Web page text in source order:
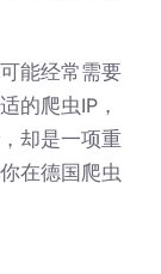
能经常需要
的爬虫IP，
却是一项重
在德国爬虫